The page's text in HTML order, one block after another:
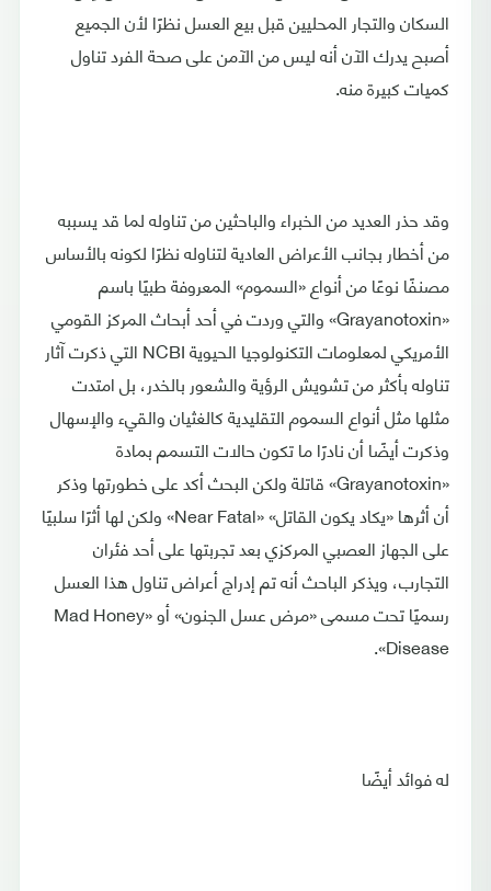
السكان والتجار المحليين قبل بيع العسل نظرًا لأن الجميع
أصبح يدرك الآن أنه ليس من الآمن على صحة الفرد تناول
كميات كبيرة منه.
وقد حذر العديد من الخبراء والباحثين من تناوله لما قد يسببه
من أخطار بجانب الأعراض العادية لتناوله نظرًا لكونه بالأساس
مصنفًا نوعًا من أنواع «السموم» المعروفة طبيًا باسم
«Grayanotoxin» والتي وردت في أحد أبحاث المركز القومي
الأمريكي لمعلومات التكنولوجيا الحيوية NCBI التي ذكرت آثار
تناوله بأكثر من تشويش الرؤية والشعور بالخدر، بل امتدت
مثلها مثل أنواع السموم التقليدية كالغثيان والقيء والإسهال
وذكرت أيضًا أن نادرًا ما تكون حالات التسمم بمادة
«Grayanotoxin» قاتلة ولكن البحث أكد على خطورتها وذكر
أن أثرها «يكاد يكون القاتل» «Near Fatal» ولكن لها أثرًا سلبيًا
على الجهاز العصبي المركزي بعد تجربتها على أحد فئران
التجارب، ويذكر الباحث أنه تم إدراج أعراض تناول هذا العسل
رسميًا تحت مسمى «مرض عسل الجنون» أو «Mad Honey
Disease».
له فوائد أيضًا